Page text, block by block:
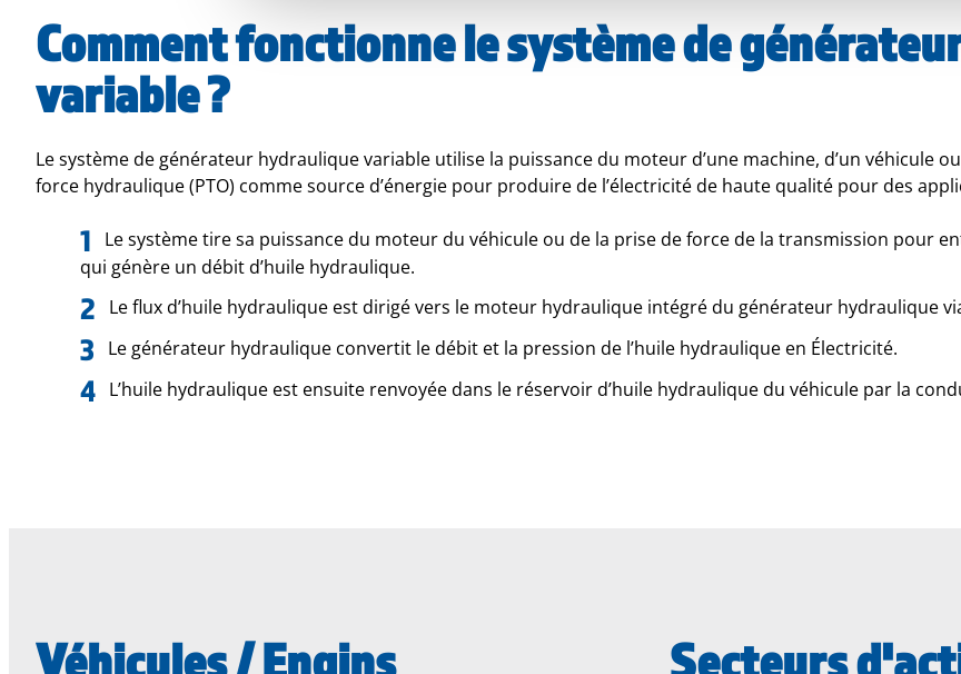
Comment fonctionne le système de
variable ?
Le système de générateur hydraulique variable utilise la puissance du moteur d’une machine, d’un véhicule
force hydraulique (PTO) comme source d’énergie pour produire de l’électricité de haute qualité pour des
Le système tire sa puissance du moteur du véhicule ou de la prise de force de la transmission pour
qui génère un débit d’huile hydraulique.
Le flux d’huile hydraulique est dirigé vers le moteur hydraulique intégré du générateur hydraulique
Le générateur hydraulique convertit le débit et la pression de l’huile hydraulique en Électricité.
L’huile hydraulique est ensuite renvoyée dans le réservoir d’huile hydraulique du véhicule par la
Véhicules / Engins Secteurs